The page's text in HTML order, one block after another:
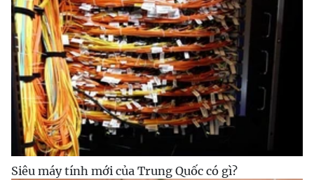
Siêu máy tính mới của Trung Quốc có gì?